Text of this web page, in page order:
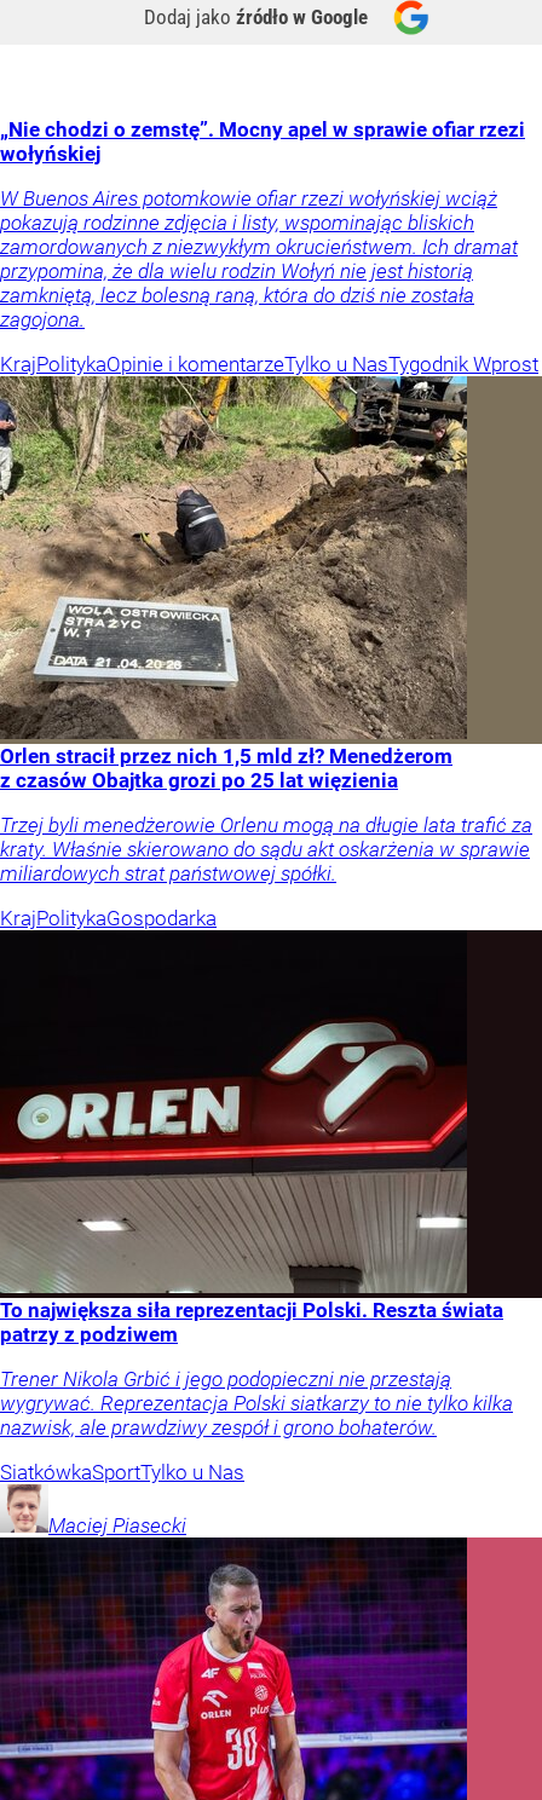
Dodaj jako źródło w Google
„Nie chodzi o zemstę”. Mocny apel w sprawie ofiar rzezi
wołyńskiej
W Buenos Aires potomkowie ofiar rzezi wołyńskiej wciąż
pokazują rodzinne zdjęcia i listy, wspominając bliskich
zamordowanych z niezwykłym okrucieństwem. Ich dramat
przypomina, że dla wielu rodzin Wołyń nie jest historią
zamkniętą, lecz bolesną raną, która do dziś nie została
zagojona.
KrajPolitykaOpinie i komentarzeTylko u NasTygodnik Wprost
Orlen stracił przez nich 1,5 mld zł? Menedżerom
z czasów Obajtka grozi po 25 lat więzienia
Trzej byli menedżerowie Orlenu mogą na długie lata trafić za
kraty. Właśnie skierowano do sądu akt oskarżenia w sprawie
miliardowych strat państwowej spółki.
KrajPolitykaGospodarka
To największa siła reprezentacji Polski. Reszta świata
patrzy z podziwem
Trener Nikola Grbić i jego podopieczni nie przestają
wygrywać. Reprezentacja Polski siatkarzy to nie tylko kilka
nazwisk, ale prawdziwy zespół i grono bohaterów.
SiatkówkaSportTylko u Nas
Maciej Piasecki